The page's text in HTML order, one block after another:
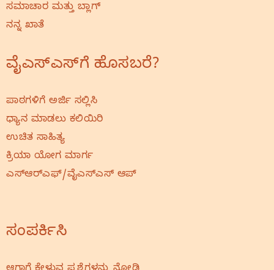
ಸಮಾಚಾರ ಮತ್ತು ಬ್ಲಾಗ್
ನನ್ನ ಖಾತೆ
ವೈಎಸ್‌ಎಸ್‌ಗೆ ಹೊಸಬರೆ?
ಪಾಠಗಳಿಗೆ ಅರ್ಜಿ ಸಲ್ಲಿಸಿ
ಧ್ಯಾನ ಮಾಡಲು ಕಲಿಯಿರಿ
ಉಚಿತ ಸಾಹಿತ್ಯ
ಕ್ರಿಯಾ ಯೋಗ ಮಾರ್ಗ
ಎಸ್‌ಆರ್‌ಎಫ್‌/ವೈಎಸ್‌ಎಸ್‌ ಆಪ್
ಸಂಪರ್ಕಿಸಿ